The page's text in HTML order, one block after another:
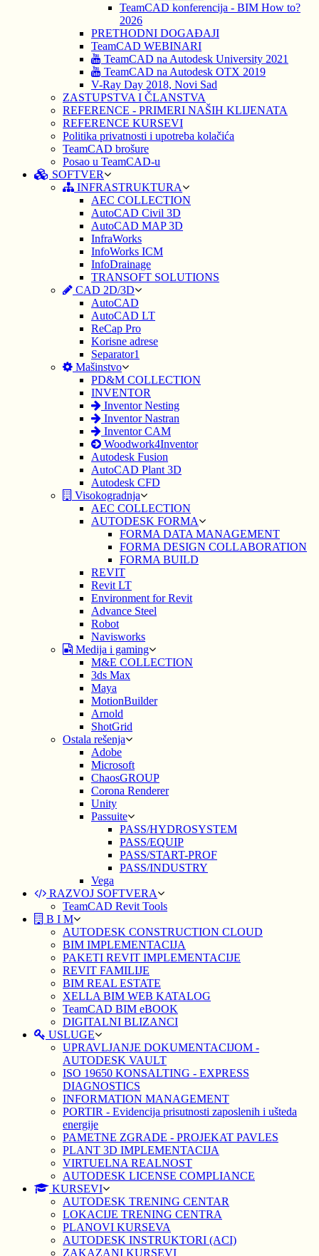
TeamCAD konferencija - BIM How to?
2026
PRETHODNI DOGAĐAJI
TeamCAD WEBINARI
TeamCAD na Autodesk University 2021
TeamCAD na Autodesk OTX 2019
V-Ray Day 2018, Novi Sad
ZASTUPSTVA I ČLANSTVA
REFERENCE - PRIMERI NAŠIH KLIJENATA
REFERENCE KURSEVI
Politika privatnosti i upotreba kolačića
TeamCAD brošure
Posao u TeamCAD-u
SOFTVER
INFRASTRUKTURA
AEC COLLECTION
AutoCAD Civil 3D
AutoCAD MAP 3D
InfraWorks
InfoWorks ICM
InfoDrainage
TRANSOFT SOLUTIONS
CAD 2D/3D
AutoCAD
AutoCAD LT
ReCap Pro
Korisne adrese
Separator1
Mašinstvo
PD&M COLLECTION
INVENTOR
Inventor Nesting
Inventor Nastran
Inventor CAM
Woodwork4Inventor
Autodesk Fusion
AutoCAD Plant 3D
Autodesk CFD
Visokogradnja
AEC COLLECTION
AUTODESK FORMA
FORMA DATA MANAGEMENT
FORMA DESIGN COLLABORATION
FORMA BUILD
REVIT
Revit LT
Environment for Revit
Advance Steel
Robot
Navisworks
Medija i gaming
M&E COLLECTION
3ds Max
Maya
MotionBuilder
Arnold
ShotGrid
Ostala rešenja
Adobe
Microsoft
ChaosGROUP
Corona Renderer
Unity
Passuite
PASS/HYDROSYSTEM
PASS/EQUIP
PASS/START-PROF
PASS/INDUSTRY
Vega
RAZVOJ SOFTVERA
TeamCAD Revit Tools
B I M
AUTODESK CONSTRUCTION CLOUD
BIM IMPLEMENTACIJA
PAKETI REVIT IMPLEMENTACIJE
REVIT FAMILIJE
BIM REAL ESTATE
XELLA BIM WEB KATALOG
TeamCAD BIM eBOOK
DIGITALNI BLIZANCI
USLUGE
UPRAVLJANJE DOKUMENTACIJOM -
AUTODESK VAULT
ISO 19650 KONSALTING - EXPRESS
DIAGNOSTICS
INFORMATION MANAGEMENT
PORTIR - Evidencija prisutnosti zaposlenih i ušteda
energije
PAMETNE ZGRADE - PROJEKAT PAVLES
PLANT 3D IMPLEMENTACIJA
VIRTUELNA REALNOST
AUTODESK LICENSE COMPLIANCE
KURSEVI
AUTODESK TRENING CENTAR
LOKACIJE TRENING CENTRA
PLANOVI KURSEVA
AUTODESK INSTRUKTORI (ACI)
ZAKAZANI KURSEVI